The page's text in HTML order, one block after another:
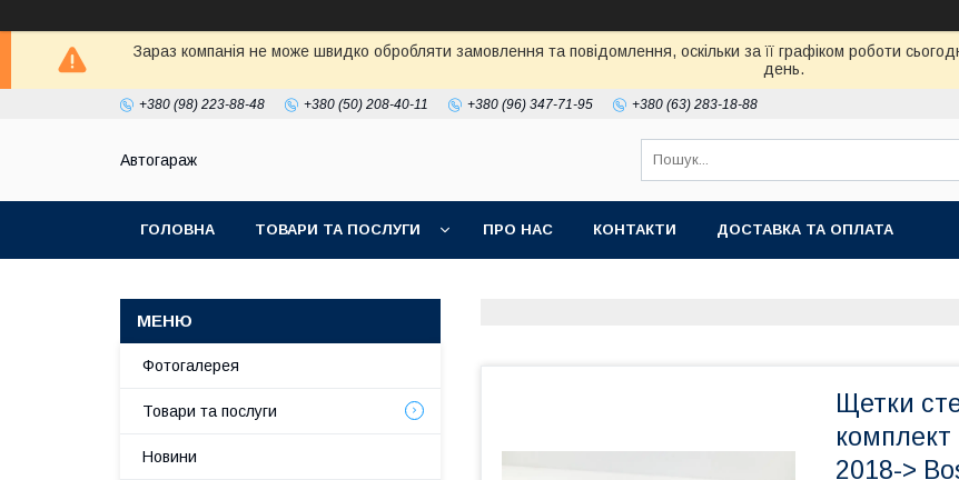
Зараз компанія не може швидко обробляти замовлення та повідомлення, оскільки за її графіком роботи
день.
+380 (98) 223-88-48 +380 (50) 208-40-11 +380 (96) 347-71-95 +380 (63) 283-18-88
Автогараж
ГОЛОВНА ТОВАРИ ТА ПОСЛУГИ ПРО НАС КОНТАКТИ ДОСТАВКА ТА ОПЛАТА
Щетки
2018->
Фотогалерея
Товари та послуги
Новини